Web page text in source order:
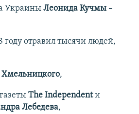
Украины Леонида Кучмы –
году отравил тысячи людей,
Хмельницкого,
The Independentи
Лебедева,